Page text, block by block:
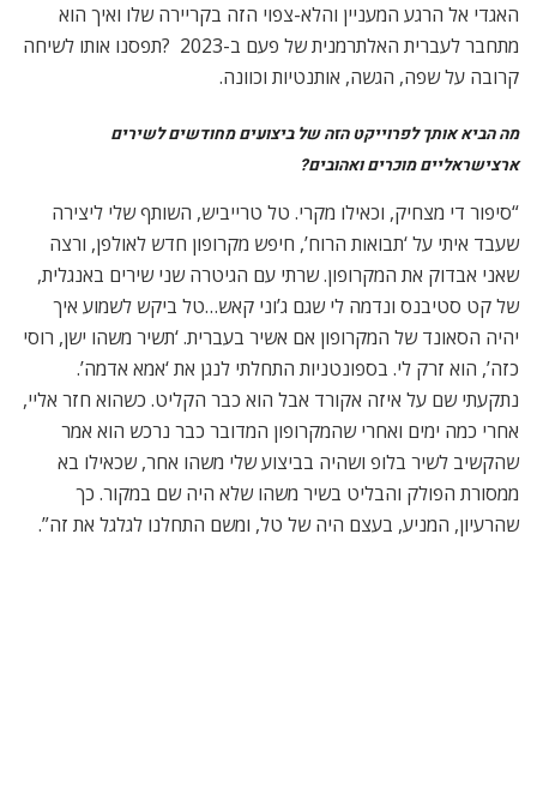
האגדי אל הרגע המעניין והלא-צפוי הזה בקריירה שלו ואיך הוא
מתחבר לעברית האלתרמנית של פעם ב-2023 ?תפסנו אותו לשיחה
קרובה על שפה, הגשה, אותנטיות וכוונה.
מה הביא אותך לפרוייקט הזה של ביצועים מחודשים לשירים
ארצישראליים מוכרים ואהובים?
“סיפור די מצחיק, וכאילו מקרי. טל טרייביש, השותף שלי ליצירה
שעבד איתי על ‘תבואות הרוח’, חיפש מקרופון חדש לאולפן, ורצה
שאני אבדוק את המקרופון. שרתי עם הגיטרה שני שירים באנגלית,
של קט סטיבנס ונדמה לי שגם ג’וני קאש…טל ביקש לשמוע איך
יהיה הסאונד של המקרופון אם אשיר בעברית. ‘תשיר משהו ישן, רוסי
כזה’, הוא זרק לי. בספונטניות התחלתי לנגן את ‘אמא אדמה’.
נתקעתי שם על איזה אקורד אבל הוא כבר הקליט. כשהוא חזר אליי,
אחרי כמה ימים ואחרי שהמקרופון המדובר כבר נרכש הוא אמר
שהקשיב לשיר בלופ ושהיה בביצוע שלי משהו אחר, שכאילו בא
ממסורת הפולק והבליט בשיר משהו שלא היה שם במקור. כך
שהרעיון, המניע, בעצם היה של טל, ומשם התחלנו לגלגל את זה”.